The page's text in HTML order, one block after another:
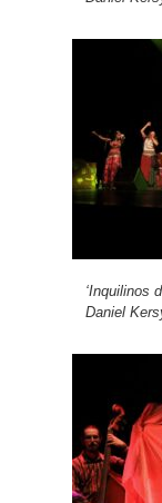
‘Inquilinos
Daniel